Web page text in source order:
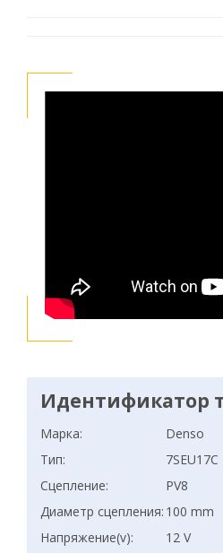
Идентификатор
Марка:
Denso
Тип:
7SEU17C
Сцепление:
PV8
Диаметр сцепления: 100 mm
Напряжение(v):
12 V